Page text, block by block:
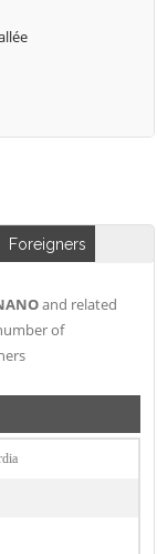
Foreigners
and related
of